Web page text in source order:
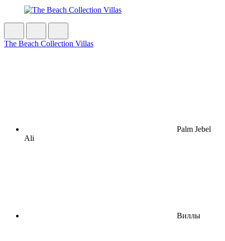
The Beach Collection Villas
Palm Jebel
Ali
Виллы